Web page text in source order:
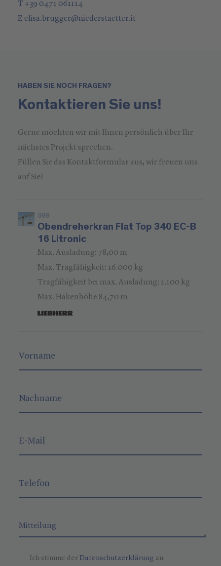
T +39 0471 061114
E elisa.brugger@niederstaetter.it
HABEN SIE NOCH FRAGEN?
Kontaktieren Sie uns!
Gerne möchten wir mit Ihnen persönlich über Ihr
nächstes Projekt sprechen.
Füllen Sie das Kontaktformular aus, wir freuen uns
auf Sie!
099
Obendreherkran Flat Top 340 EC-B
16 Litronic
Max. Ausladung: 78,00 m
Max. Tragfähigkeit: 16.000 kg
Tragfähigkeit bei max. Ausladung: 2.100 kg
Max. Hakenhöhe 84,70 m
Ich stimme derDatenschutzerklärung zu